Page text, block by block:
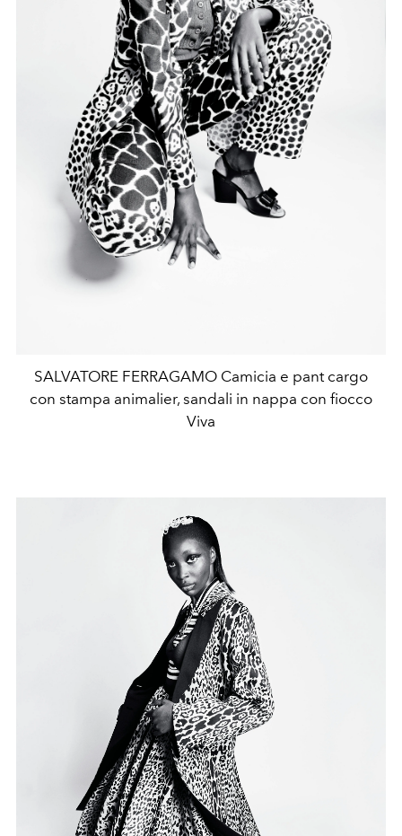
SALVATORE FERRAGAMO Camicia e pant cargo
con stampa animalier, sandali in nappa con fiocco
Viva